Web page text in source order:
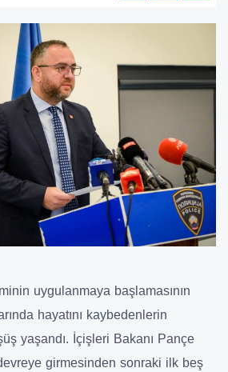
uygulanmaya başlamasının
hayatını kaybedenlerin
yaşandı. İçişleri Bakanı Pançe
girmesinden sonraki ilk beş